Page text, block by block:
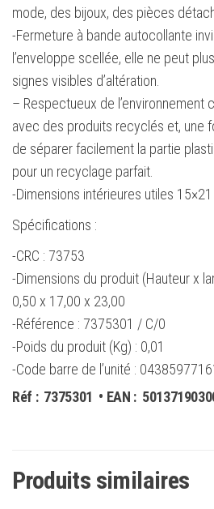
mode, des bijoux, des pièces
-Fermeture à bande autocollante
l’enveloppe scellée, elle ne peut
signes visibles d’altération.
– Respectueux de l’environnement
avec des produits recyclés et, une
de séparer facilement la partie
pour un recyclage parfait.
-Dimensions intérieures utiles 15×21
Spécifications :
-CRC : 73753
-Dimensions du produit (Hauteur x
0,50 x 17,00 x 23,00
-Référence : 7375301 / C/0
-Poids du produit (Kg) : 0,01
-Code barre de l’unité :
Réf : 7375301 • EAN :
Produits similaires